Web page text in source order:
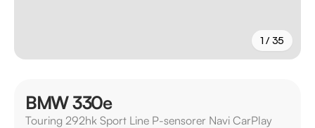
1 / 35
BMW 330e
Touring 292hk Sport Line P-sensorer Navi CarPlay